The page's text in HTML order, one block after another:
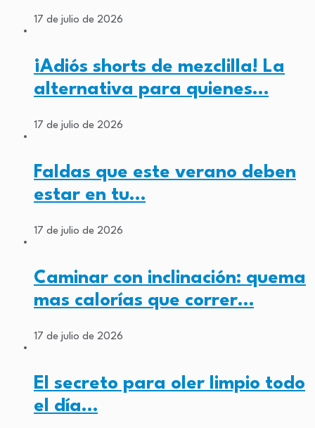
17 de julio de 2026
¡Adiós shorts de mezclilla! La
alternativa para quienes…
17 de julio de 2026
Faldas que este verano deben
estar en tu…
17 de julio de 2026
Caminar con inclinación: quema
mas calorías que correr…
17 de julio de 2026
El secreto para oler limpio todo
el día…